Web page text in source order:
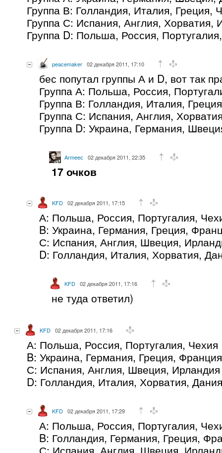
Группа В: Голландия, Италия, Греция,
Группа С: Испания, Англия, Хорватия,
Группа D: Польша, Россия,
peacemaker 02 декабря 2011, 17:10
бес попутал группы А и D, вот так
Группа А: Польша, Россия,
Группа В: Голландия, Италия,
Группа С: Испания, Англия,
Группа D: Украина, Германия,
Armeec 02 декабря 2011, 22:35
17 очков
KFD 02 декабря 2011, 17:15
А: Польша, Россия, Португалия,
B: Украина, Германия, Греция,
С: Испания, Англия, Швеция,
D: Голландия, Италия, Хорватия,
KFD 02 декабря 2011, 17:16
не туда ответил)
KFD 02 декабря 2011, 17:16
А: Польша, Россия, Португалия, Чехия
B: Украина, Германия, Греция, Франция
С: Испания, Англия, Швеция, Ирландия
D: Голландия, Италия, Хорватия, Дания
KFD 02 декабря 2011, 17:29
А: Польша, Россия, Португалия,
B: Голландия, Германия, Греция,
С: Испания, Англия, Швеция,